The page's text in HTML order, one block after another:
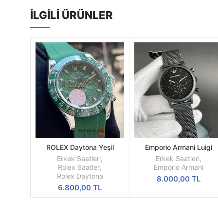
İLGILI ÜRÜNLER
SEPETE
EKLE
ROLEX Daytona Yeşil
Kadran Silikon Kordon
Erkek Saatleri,
Rolex Saatler,
Rolex Daytona
6.800,00TL
SEPETE
EKLE
Emporio Armani Luigi
AR1968 All Black Mesh
Siyah Kadran Siyah Kordon
Erkek Saatleri,
Emporio Armani
8.000,00TL